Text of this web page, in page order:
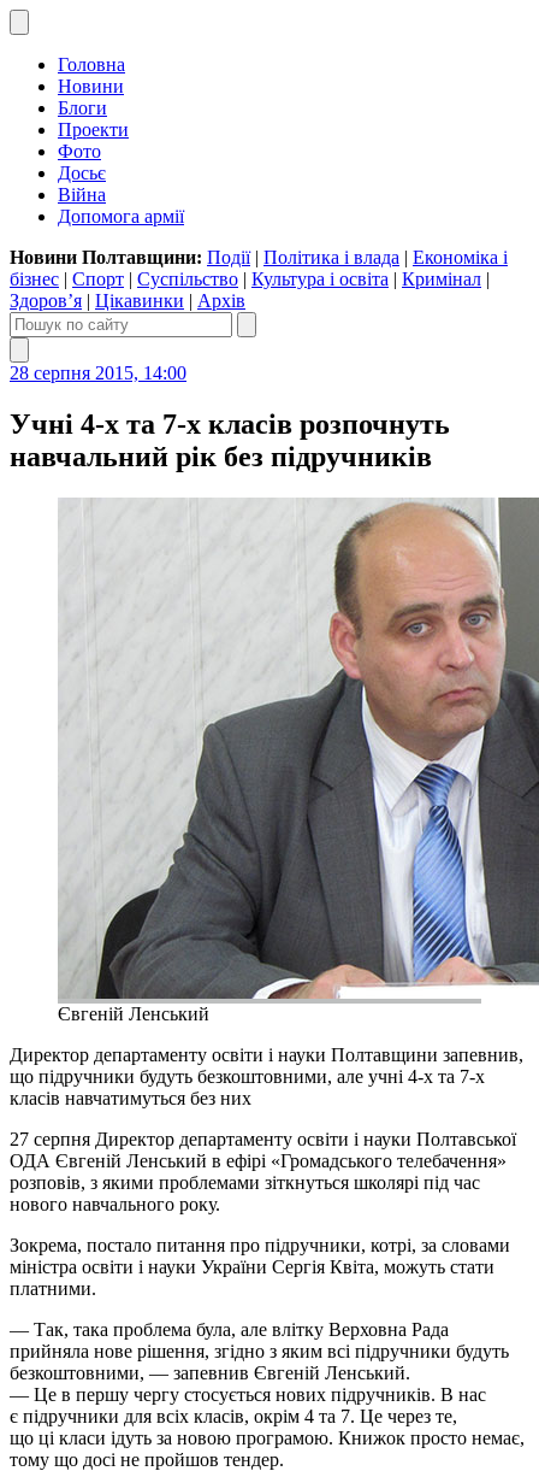
Головна
Новини
Блоги
Проекти
Фото
Досьє
Війна
Допомога армії
Новини Полтавщини: Події| Політика і влада | Економіка і
бізнес | Спорт | Суспільство | Культура і освіта | Кримінал |
Здоров’я | Цікавинки | Архів
28 серпня 2015, 14:00
Учні 4-х та 7-х класів розпочнуть
навчальний рік без підручників
Євгеній Ленський
Директор департаменту освіти і науки Полтавщини запевнив,
що підручники будуть безкоштовними, але учні 4-х та 7-х
класів навчатимуться без них
27 серпня Директор департаменту освіти і науки Полтавської
ОДА Євгеній Ленський в ефірі «Громадського телебачення»
розповів, з якими проблемами зіткнуться школярі під час
нового навчального року.
Зокрема, постало питання про підручники, котрі, за словами
міністра освіти і науки України Сергія Квіта, можуть стати
платними.
— Так, така проблема була, але влітку Верховна Рада
прийняла нове рішення, згідно з яким всі підручники будуть
безкоштовними, — запевнив Євгеній Ленський.
— Це в першу чергу стосується нових підручників. В нас
є підручники для всіх класів, окрім 4 та 7. Це через те,
що ці класи ідуть за новою програмою. Книжок просто немає,
тому що досі не пройшов тендер.